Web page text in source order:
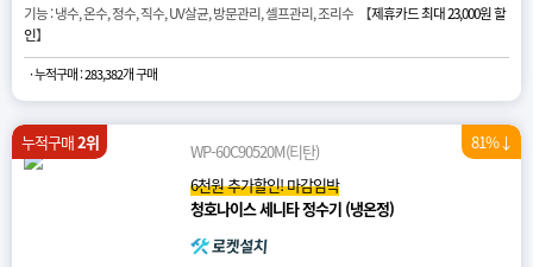
기능 : 냉수, 온수, 정수, 직수, UV살균, 방문관리, 셀프관리, 조리수 【제휴카드 최대 23,000원 할
인】
· 누적구매 : 283,382개 구매
누적구매2위
WP-60C90520M(티탄)
6천원 추가할인! 마감임박
청호나이스 세니타 정수기 (냉온정)
81%↓